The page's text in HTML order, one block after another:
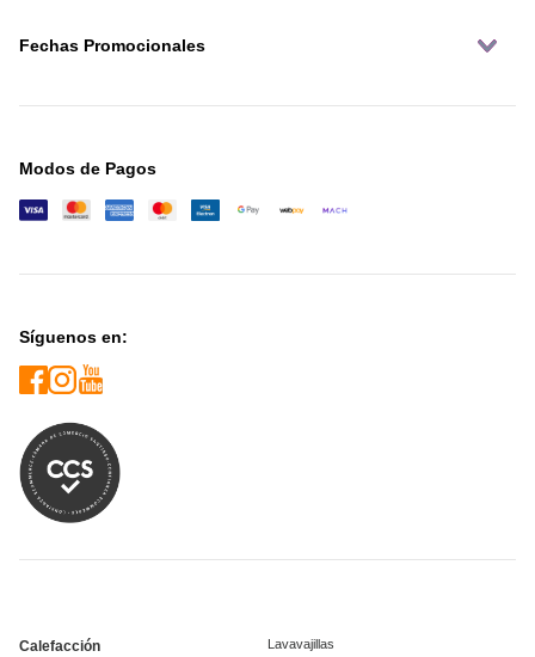
Fechas Promocionales
Modos de Pagos
Síguenos en:
Calefacción
Lavavajillas